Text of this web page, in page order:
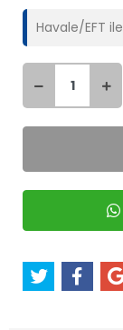
Havale/EFT ile